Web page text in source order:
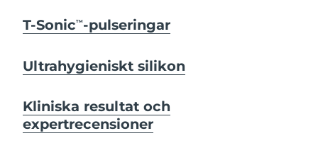
T-SonicTM -pulseringar
Ultrahygieniskt silikon
Kliniska resultat och
expertrecensioner